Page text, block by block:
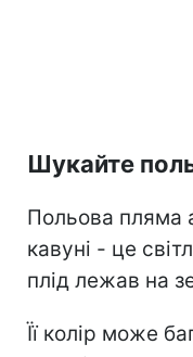
Шукайте
Польова пляма
кавуні - це
плід лежав на
Її колір може